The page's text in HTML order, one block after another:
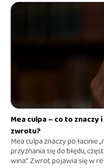
Mea culpa – co to
zwrotu?
Mea culpa znaczy po łacinie
przyznania się do błędu,
wina”. Zwrot pojawia się w